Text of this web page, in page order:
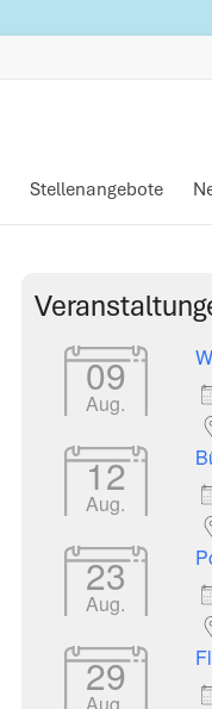
Stellenangebote
09
Aug.
12
Aug.
23
Aug.
29